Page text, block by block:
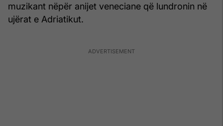
muzikant nëpër anijet veneciane që lundronin në
ujërat e Adriatikut.